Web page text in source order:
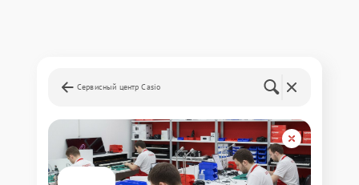
Сервисный центр Casio